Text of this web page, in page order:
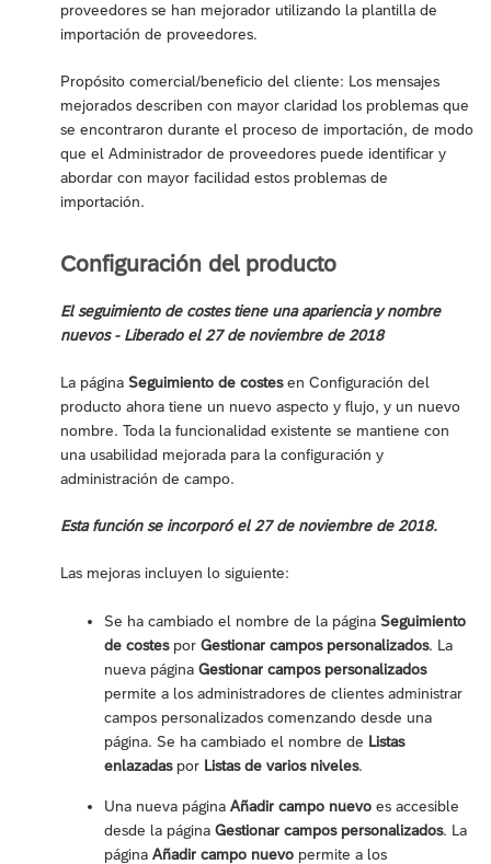
proveedores se han mejorador utilizando la plantilla de
importación de proveedores.
Propósito comercial/beneficio del cliente: Los mensajes
mejorados describen con mayor claridad los problemas que
se encontraron durante el proceso de importación, de modo
que el Administrador de proveedores puede identificar y
abordar con mayor facilidad estos problemas de
importación.
Configuración del producto
El seguimiento de costes tiene una apariencia y nombre
nuevos - Liberado el 27 de noviembre de 2018
La página Seguimiento de costesen Configuración del
producto ahora tiene un nuevo aspecto y flujo, y un nuevo
nombre. Toda la funcionalidad existente se mantiene con
una usabilidad mejorada para la configuración y
administración de campo.
Esta función se incorporó el 27 de noviembre de 2018.
Las mejoras incluyen lo siguiente:
Se ha cambiado el nombre de la página Seguimiento
de costespor Gestionar campos personalizados. La
nueva página Gestionar campos personalizados
permite a los administradores de clientes administrar
campos personalizados comenzando desde una
página. Se ha cambiado el nombre de Listas
enlazadaspor Listas de varios niveles.
Una nueva página Añadir campo nuevo es accesible
desde la página Gestionar campos personalizados. La
página Añadir campo nuevo permite a los